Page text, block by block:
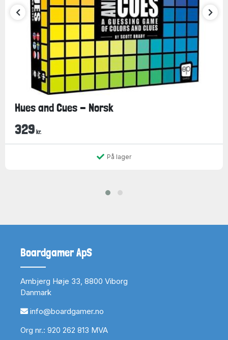
Hues and Cues - Norsk
329 kr.
På lager
Boardgamer ApS
Arnbjerg Høje 33, 8800 Viborg
Danmark
info@boardgamer.no
Org nr.: 920 262 813 MVA